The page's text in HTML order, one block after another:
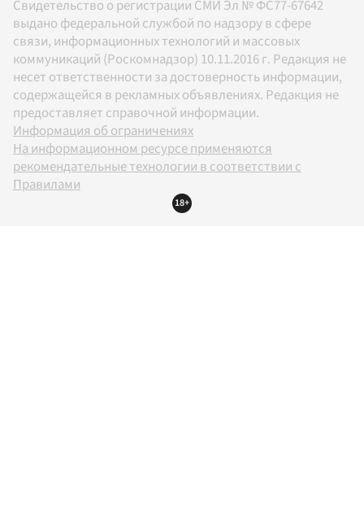
Свидетельство о регистрации СМИ Эл № ФС77-67642
выдано федеральной службой по надзору в сфере
связи, информационных технологий и массовых
коммуникаций (Роскомнадзор) 10.11.2016 г. Редакция не
несет ответственности за достоверность информации,
содержащейся в рекламных объявлениях. Редакция не
предоставляет справочной информации.
Информация об ограничениях
На информационном ресурсе применяются
рекомендательные технологии в соответствии с
Правилами
18+